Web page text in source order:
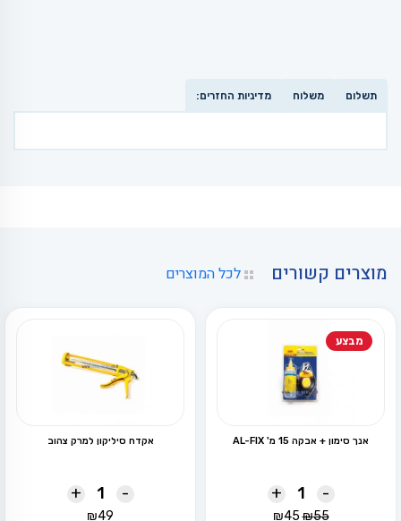
תשלום משלוח מדיניות החזרים:
מוצרים קשורים לכל המוצרים
מבצע
אנך סימון + אבקה 15 מ' AL-FIX
-
+
₪55
המחיר
₪45
אקדח סיליקון למרק צהוב
-
+
₪49